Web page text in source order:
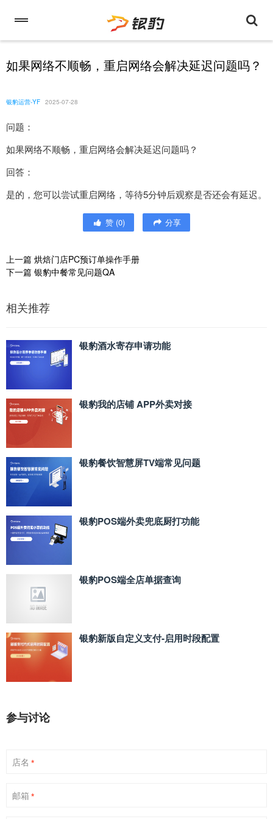
如果网络不顺畅，重启网络会解决延迟问题吗？
银豹运营-YF 2025-07-28
问题：
如果网络不顺畅，重启网络会解决延迟问题吗？
回答：
是的，您可以尝试重启网络，等待5分钟后观察是否还会有延迟。
赞 (0) 分享
上一篇 烘焙门店PC预订单操作手册
下一篇 银豹中餐常见问题QA
相关推荐
银豹酒水寄存申请功能
银豹我的店铺 APP外卖对接
银豹餐饮智慧屏TV端常见问题
银豹POS端外卖兜底厨打功能
银豹POS端全店单据查询
银豹新版自定义支付‑启用时段配置
参与讨论
店名 *
邮箱 *